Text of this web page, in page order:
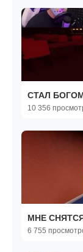
СТАЛ
10 356
МНЕ
6 755